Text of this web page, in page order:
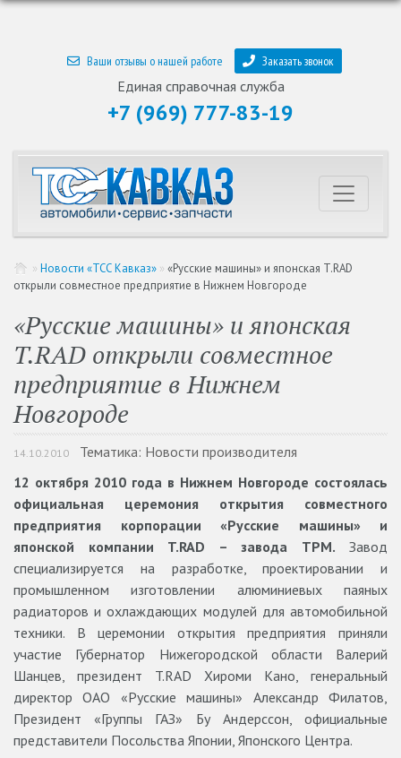
Ваши отзывы о нашей работе Заказать звонок
Единая справочная служба
+7 (969) 777-83-19
» Новости «ТСС Кавказ» » «Русские машины» и японская T.RAD
открыли совместное предприятие в Нижнем Новгороде
«Русские машины» и японская
T.RAD открыли совместное
предприятие в Нижнем
Новгороде
14.10.2010
Тематика: Новости производителя
12 октября 2010 года в Нижнем Новгороде состоялась
официальная церемония открытия совместного
предприятия корпорации «Русские машины» и
японской компании T.RAD – завода ТРМ. Завод
специализируется на разработке, проектировании и
промышленном изготовлении алюминиевых паяных
радиаторов и охлаждающих модулей для автомобильной
техники. В церемонии открытия предприятия приняли
участие Губернатор Нижегородской области Валерий
Шанцев, президент T.RAD Хироми Кано, генеральный
директор ОАО «Русские машины» Александр Филатов,
Президент «Группы ГАЗ» Бу Андерссон, официальные
представители Посольства Японии, Японского Центра.